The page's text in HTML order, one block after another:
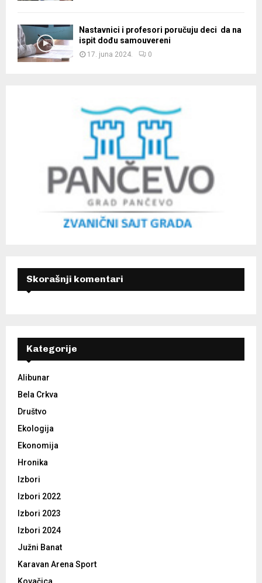
Nastavnici i profesori poručuju deci da na
ispit dođu samouvereni
17. juna 2024. 0
Skorašnji komentari
Kategorije
Alibunar
Bela Crkva
Društvo
Ekologija
Ekonomija
Hronika
Izbori
Izbori 2022
Izbori 2023
Izbori 2024
Južni Banat
Karavan Arena Sport